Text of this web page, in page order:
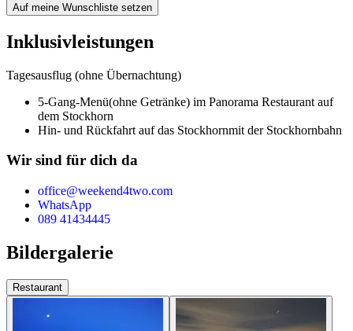
Auf meine Wunschliste setzen
Inklusivleistungen
Tagesausflug (ohne Übernachtung)
5-Gang-Menü(ohne Getränke) im Panorama Restaurant auf
dem Stockhorn
Hin- und Rückfahrt auf das Stockhornmit der Stockhornbahn
Wir sind für dich da
office@weekend4two.com
WhatsApp
089 41434445
Bildergalerie
Restaurant